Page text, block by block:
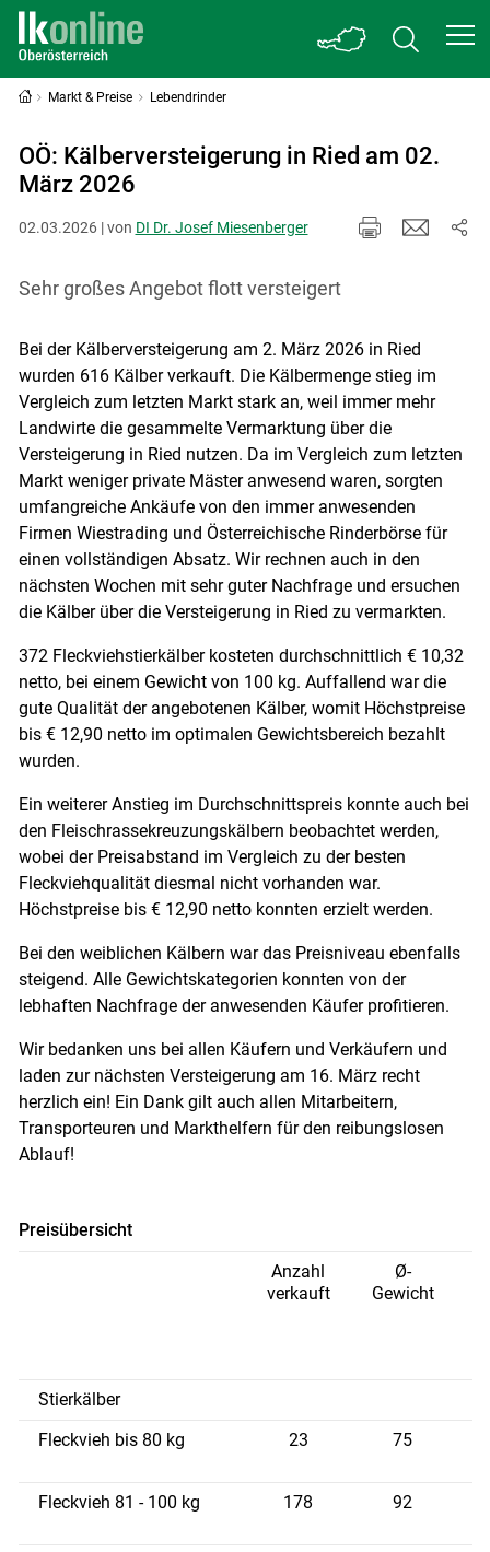
Skip to main content
Markt & Preise Lebendrinder
OÖ: Kälberversteigerung in Ried am 02.
März 2026
02.03.2026 | von DI Dr. Josef Miesenberger
Sehr großes Angebot flott versteigert
Bei der Kälberversteigerung am 2. März 2026 in Ried
wurden 616 Kälber verkauft. Die Kälbermenge stieg im
Vergleich zum letzten Markt stark an, weil immer mehr
Landwirte die gesammelte Vermarktung über die
Versteigerung in Ried nutzen. Da im Vergleich zum letzten
Markt weniger private Mäster anwesend waren, sorgten
umfangreiche Ankäufe von den immer anwesenden
Firmen Wiestrading und Österreichische Rinderbörse für
einen vollständigen Absatz. Wir rechnen auch in den
nächsten Wochen mit sehr guter Nachfrage und ersuchen
die Kälber über die Versteigerung in Ried zu vermarkten.
372 Fleckviehstierkälber kosteten durchschnittlich € 10,32
netto, bei einem Gewicht von 100 kg. Auffallend war die
gute Qualität der angebotenen Kälber, womit Höchstpreise
bis € 12,90 netto im optimalen Gewichtsbereich bezahlt
wurden.
Ein weiterer Anstieg im Durchschnittspreis konnte auch bei
den Fleischrassekreuzungskälbern beobachtet werden,
wobei der Preisabstand im Vergleich zu der besten
Fleckviehqualität diesmal nicht vorhanden war.
Höchstpreise bis € 12,90 netto konnten erzielt werden.
Bei den weiblichen Kälbern war das Preisniveau ebenfalls
steigend. Alle Gewichtskategorien konnten von der
lebhaften Nachfrage der anwesenden Käufer profitieren.
Wir bedanken uns bei allen Käufern und Verkäufern und
laden zur nächsten Versteigerung am 16. März recht
herzlich ein! Ein Dank gilt auch allen Mitarbeitern,
Transporteuren und Markthelfern für den reibungslosen
Ablauf!
Preisübersicht
Anzahl
verkauft
Ø-
Gewicht
Stierkälber
Fleckvieh bis 80 kg
23 75
Fleckvieh 81 - 100 kg 178 92